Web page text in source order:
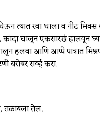
त्यात रवा घाला व नीट मिक्स
घालून एकसारखं हालवून
हलवा आणि आप्पे पात्रात
बरोबर सर्व्ह करा.
तळायला तेल.